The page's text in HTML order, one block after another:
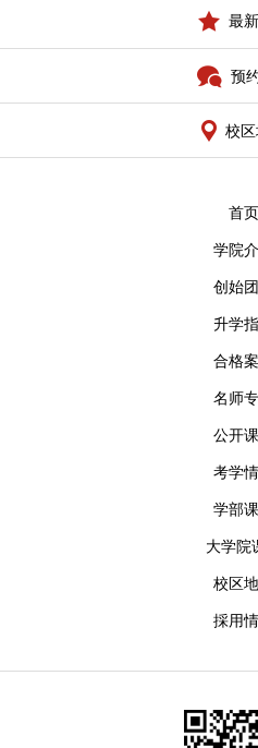
最
预
校
首页
学院
创始
升学
合格
名师
公开
考学
学部
大学院
校区
採用